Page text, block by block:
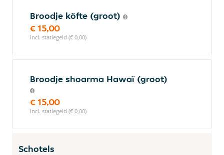
Broodje köfte (groot)
€ 15,00
incl. statiegeld (€ 0,00)
Broodje shoarma Hawaï (groot)
€ 15,00
incl. statiegeld (€ 0,00)
Schotels